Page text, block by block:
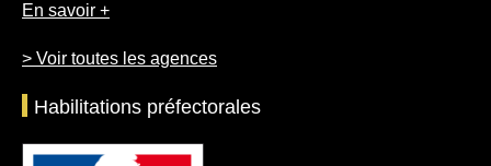
En savoir +
> Voir toutes les agences
Habilitations préfectorales